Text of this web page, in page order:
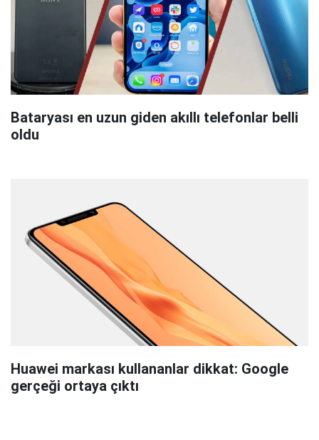
Bataryası en uzun giden akıllı telefonlar belli
oldu
Huawei markası kullananlar dikkat: Google
gerçeği ortaya çıktı